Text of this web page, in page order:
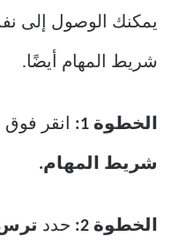
شريط المهام أيضًا.
الخطوة 1: انقر فوق
شريط المهام.
الخطوة 2: حدد ترس